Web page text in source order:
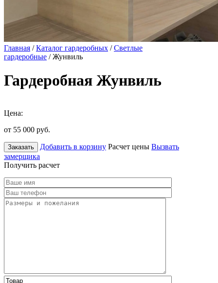
Главная /Каталог гардеробных /Светлые
гардеробные / Жунвиль
Гардеробная Жунвиль
Цена:
от 55 000 руб.
Заказать Добавить в корзину Расчет цены Вызвать
замерщика
Получить расчет